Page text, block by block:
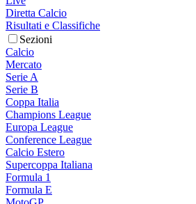
Diretta Calcio
Risultati e Classifiche
Sezioni
Calcio
Mercato
Serie A
Serie B
Coppa Italia
Champions League
Europa League
Conference League
Calcio Estero
Supercoppa Italiana
Formula 1
Formula E